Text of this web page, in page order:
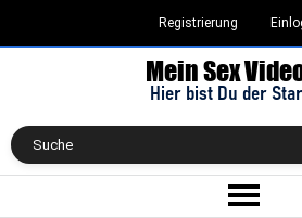
Registrierung